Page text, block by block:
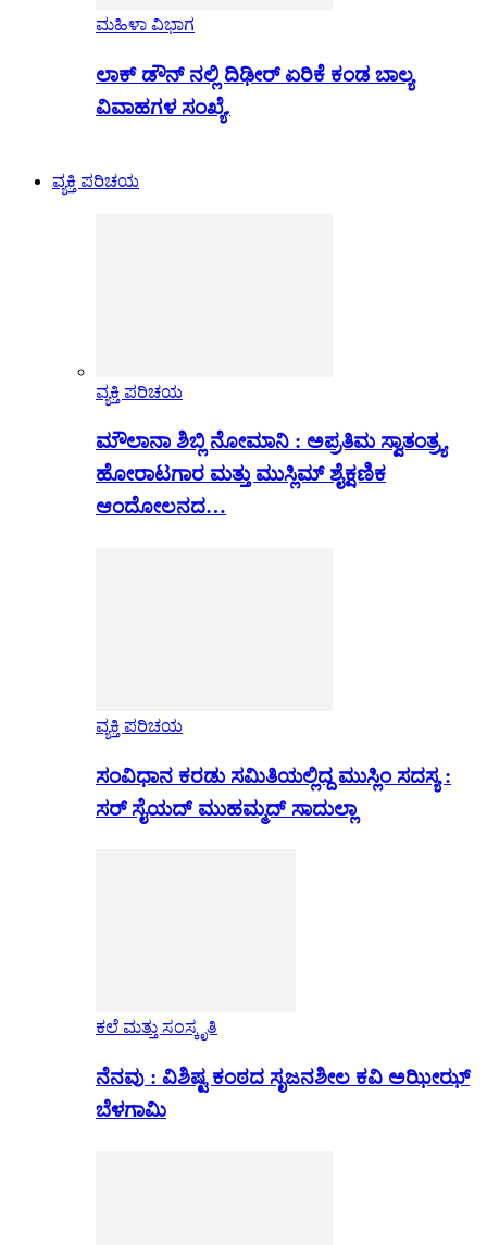
ಮಹಿಳಾ ವಿಭಾಗ
ಲಾಕ್ ಡೌನ್ ನಲ್ಲಿ ದಿಢೀರ್ ಏರಿಕೆ ಕಂಡ ಬಾಲ್ಯ
ವಿವಾಹಗಳ ಸಂಖ್ಯೆ.
ವ್ಯಕ್ತಿ ಪರಿಚಯ
ವ್ಯಕ್ತಿ ಪರಿಚಯ
ಮೌಲಾನಾ ಶಿಬ್ಲಿ ನೋಮಾನಿ : ಅಪ್ರತಿಮ ಸ್ವಾತಂತ್ರ್ಯ
ಹೋರಾಟಗಾರ ಮತ್ತು ಮುಸ್ಲಿಮ್ ಶೈಕ್ಷಣಿಕ
ಆಂದೋಲನದ…
ವ್ಯಕ್ತಿ ಪರಿಚಯ
ಸಂವಿಧಾನ ಕರಡು ಸಮಿತಿಯಲ್ಲಿದ್ದ ಮುಸ್ಲಿಂ ಸದಸ್ಯ :
ಸರ್ ಸೈಯದ್ ಮುಹಮ್ಮದ್ ಸಾದುಲ್ಲಾ
ಕಲೆ ಮತ್ತು ಸಂಸ್ಕೃತಿ
ನೆನವು : ವಿಶಿಷ್ಟ ಕಂಠದ ಸೃಜನಶೀಲ ಕವಿ ಅಝೀಝ್
ಬೆಳಗಾಮಿ